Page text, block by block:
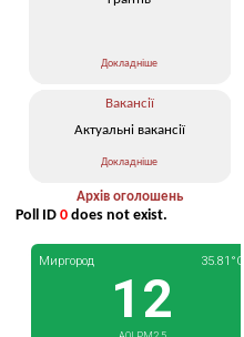
Докладніше
Вакансії
Актуальні вакансії
Докладніше
Архів оголошень
Poll ID 0 does not exist.